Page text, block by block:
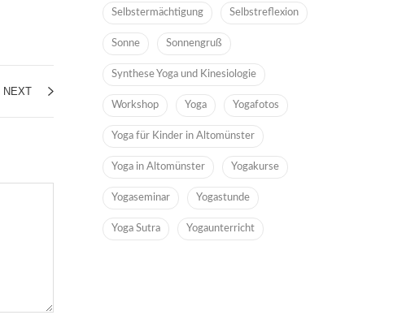
NEXT
Selbstermächtigung Selbstreflexion
Sonne Sonnengruß
Synthese Yoga und Kinesiologie
Workshop Yoga Yogafotos
Yoga für Kinder in Altomünster
Yoga in Altomünster Yogakurse
Yogaseminar Yogastunde
Yoga Sutra Yogaunterricht